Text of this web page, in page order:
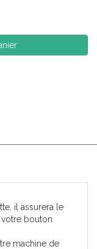
il assurera le
bouton
machine de